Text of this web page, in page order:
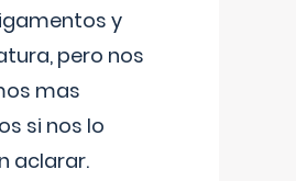
y
pero nos
mas
si nos lo
aclarar.